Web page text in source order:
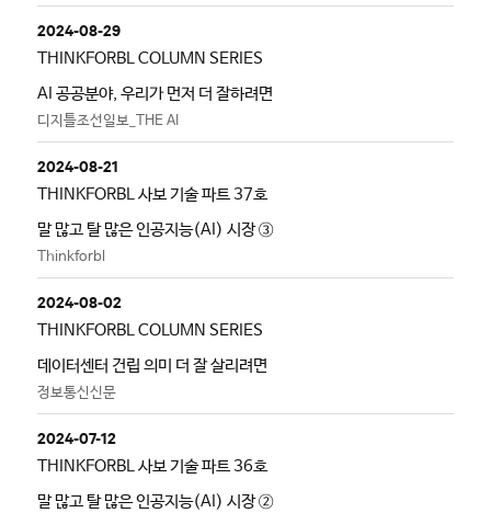
2024-08-29
THINKFORBL COLUMN SERIES
AI 공공분야, 우리가 먼저 더 잘하려면
디지틀조선일보_THE AI
2024-08-21
THINKFORBL 사보 기술 파트 37호
말 많고 탈 많은 인공지능(AI) 시장 ③
Thinkforbl
2024-08-02
THINKFORBL COLUMN SERIES
데이터센터 건립 의미 더 잘 살리려면
정보통신신문
2024-07-12
THINKFORBL 사보 기술 파트 36호
말 많고 탈 많은 인공지능(AI) 시장 ②